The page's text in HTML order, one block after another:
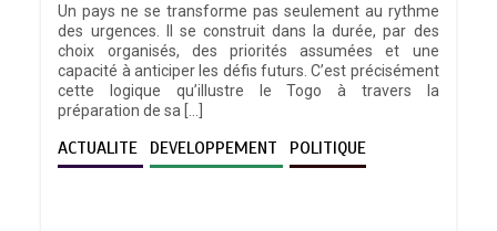
Un pays ne se transforme pas seulement au rythme
des urgences. Il se construit dans la durée, par des
choix organisés, des priorités assumées et une
capacité à anticiper les défis futurs. C’est précisément
cette logique qu’illustre le Togo à travers la
préparation de sa […]
ACTUALITE DEVELOPPEMENT POLITIQUE